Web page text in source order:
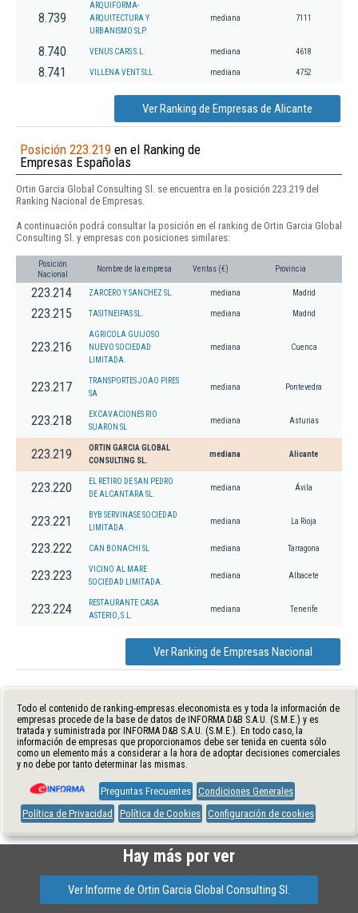
8.739
ARQUIFORMA-
ARQUITECTURA Y
URBANISMO SLP.
mediana 7111
8.740 VENUS CARS S.L. mediana 4618
8.741 VILLENA VENT SLL mediana 4752
Ver Ranking de Empresas de Alicante
Posición 223.219 en el Ranking de
Empresas Españolas
Ortin Garcia Global Consulting Sl. se encuentra en la posición 223.219 del
Ranking Nacional de Empresas.
A continuación podrá consultar la posición en el ranking de Ortin Garcia Global
Consulting Sl. y empresas con posiciones similares:
Posición
Nacional
Nombre de la empresa Ventas (€) Provincia
223.214 ZARCERO Y SANCHEZ SL. mediana Madrid
223.215 TASITNEIPAS SL. mediana Madrid
223.216
AGRICOLA GUIJOSO
NUEVO SOCIEDAD
LIMITADA.
mediana Cuenca
223.217
TRANSPORTES JOAO PIRES
SA
mediana Pontevedra
223.218
EXCAVACIONES RIO
SUARON SL
mediana Asturias
223.219
ORTIN GARCIA GLOBAL
CONSULTING SL.
mediana Alicante
223.220
EL RETIRO DE SAN PEDRO
DE ALCANTARA SL.
mediana Ávila
223.221
BYB SERVINASE SOCIEDAD
LIMITADA.
mediana La Rioja
223.222 CAN BONACHI SL mediana Tarragona
223.223
VICINO AL MARE
SOCIEDAD LIMITADA.
mediana Albacete
223.224
RESTAURANTE CASA
ASTERIO, S.L.
mediana Tenerife
Ver Ranking de Empresas Nacional
Todo el contenido de ranking-empresas.eleconomista.es y toda la información de
empresas procede de la base de datos de INFORMA D&B S.A.U. (S.M.E.) y es
tratada y suministrada por INFORMA D&B S.A.U. (S.M.E.). En todo caso, la
información de empresas que proporcionamos debe ser tenida en cuenta sólo
como un elemento más a considerar a la hora de adoptar decisiones comerciales
y no debe por tanto determinar las mismas.
Preguntas Frecuentes Condiciones Generales
Política de Privacidad
Política de Cookies Configuración de cookies
Hay más por ver
Ver Informe de Ortin Garcia Global Consulting Sl.